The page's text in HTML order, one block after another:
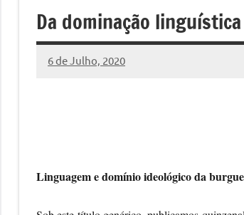
Da dominação
6 de Julho, 2020
Miguel
Linguagem e domínio ideológico da